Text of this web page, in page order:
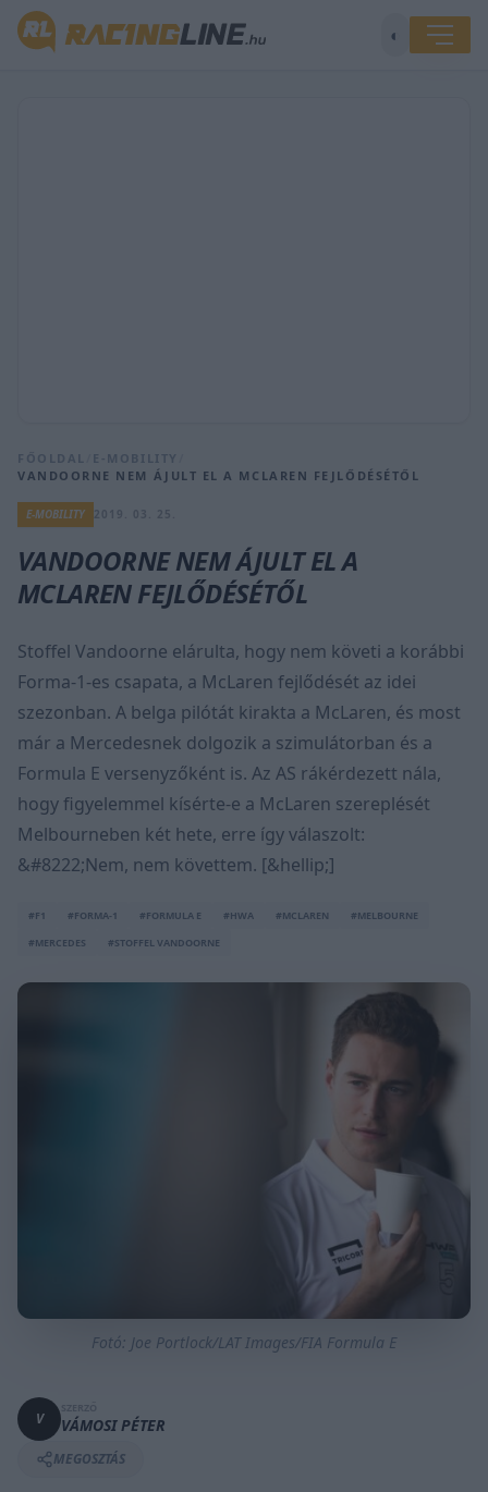
◐
FŐOLDAL E-MOBILITY
VANDOORNE NEM ÁJULT EL A MCLAREN FEJLŐDÉSÉTŐL
E-MOBILITY
VANDOORNE NEM ÁJULT EL A
MCLAREN FEJLŐDÉSÉTŐL
Stoffel Vandoorne elárulta, hogy nem követi a korábbi
Forma-1-es csapata, a McLaren fejlődését az idei
szezonban. A belga pilótát kirakta a McLaren, és most
már a Mercedesnek dolgozik a szimulátorban és a
Formula E versenyzőként is. Az AS rákérdezett nála,
hogy figyelemmel kísérte-e a McLaren szereplését
Melbourneben két hete, erre így válaszolt:
&#8222;Nem, nem követtem. [&hellip;]
#F1 #FORMA-1 #FORMULA E #HWA #MCLAREN
#MELBOURNE
#MERCEDES
#STOFFEL VANDOORNE
Fotó: Joe Portlock/LAT Images/FIA Formula E
V VÁMOSI PÉTER
MEGOSZTÁS